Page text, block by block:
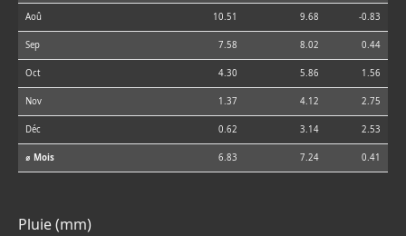
Aoû 10.51 9.68 -0.83
Sep 7.58 8.02 0.44
Oct 4.30 5.86 1.56
Nov 1.37 4.12 2.75
Déc 0.62 3.14 2.53
⌀ Mois 6.83 7.24 0.41
Pluie (mm)